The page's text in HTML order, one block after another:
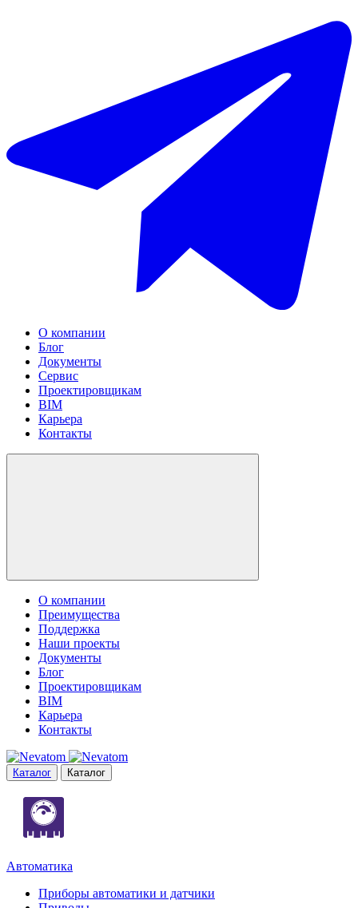
О компании
Блог
Документы
Сервис
Проектировщикам
BIM
Карьера
Контакты
О компании
Преимущества
Поддержка
Наши проекты
Документы
Блог
Проектировщикам
BIM
Карьера
Контакты
Каталог Каталог
Автоматика
Приборы автоматики и датчики